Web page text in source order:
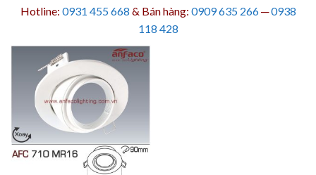
Hotline: 0931 455 668 & Bán hàng: 0909 635 266─0938
118 428